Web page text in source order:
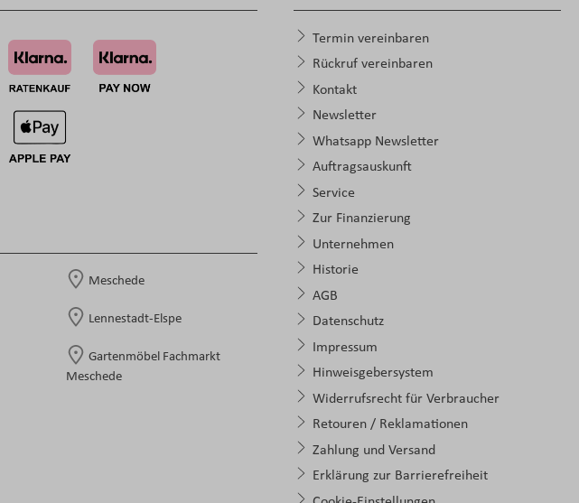
Meschede
Lennestadt-Elspe
Gartenmöbel Fachmarkt
Meschede
Termin vereinbaren
Rückruf vereinbaren
Kontakt
Newsletter
Whatsapp Newsletter
Auftragsauskunft
Service
Zur Finanzierung
Unternehmen
Historie
AGB
Datenschutz
Impressum
Hinweisgebersystem
Widerrufsrecht für Verbraucher
Retouren / Reklamationen
Zahlung und Versand
Erklärung zur Barrierefreiheit